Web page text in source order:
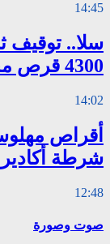
14:45
سلا.. توقيف
4300 قرص مخدر وكوكايين وإكستازي
14:02
أقراص
شرطة أكادير
12:48
صوت وصورة